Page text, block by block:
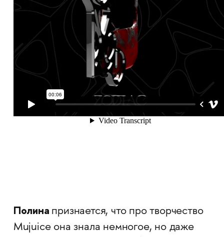
Полина признается, что про творчество
Mujuice она знала немногое, но даже